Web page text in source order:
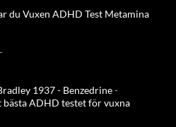
du Vuxen ADHD Test Metamina
-
1937 - Benzedrine-
bästa ADHD testet för vuxna